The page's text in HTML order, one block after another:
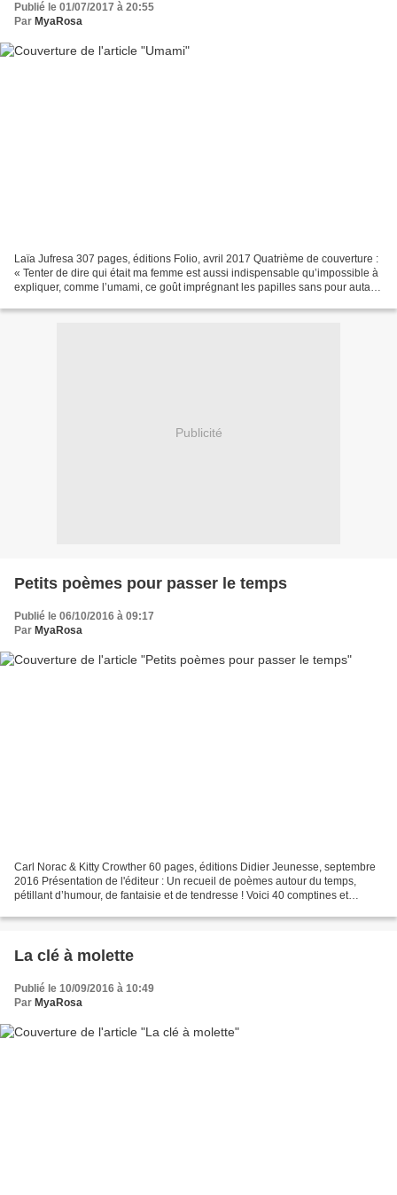
Publié le 01/07/2017 à 20:55
Par MyaRosa
Laïa Jufresa 307 pages, éditions Folio, avril 2017 Quatrième de couverture :
« Tenter de dire qui était ma femme est aussi indispensable qu’impossible à
expliquer, comme l’umami, ce goût imprégnant les papilles sans pour autant
Publicité
Petits poèmes pour passer le temps
Publié le 06/10/2016 à 09:17
Par MyaRosa
Carl Norac & Kitty Crowther 60 pages, éditions Didier Jeunesse, septembre
2016 Présentation de l'éditeur : Un recueil de poèmes autour du temps,
pétillant d’humour, de fantaisie et de tendresse ! Voici 40 comptines et
La clé à molette
Publié le 10/09/2016 à 10:49
Par MyaRosa